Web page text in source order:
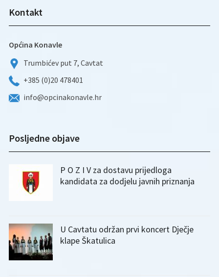
Kontakt
Općina Konavle
Trumbićev put 7, Cavtat
+385 (0)20 478401
info@opcinakonavle.hr
Posljedne objave
P O Z I V za dostavu prijedloga
kandidata za dodjelu javnih priznanja
U Cavtatu održan prvi koncert Dječje
klape Škatulica